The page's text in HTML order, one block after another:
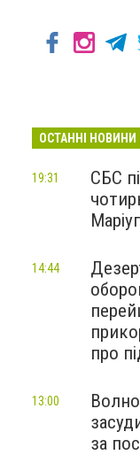
ОСТАННІ НОВИНИ
СБС
19:31
про
14:44
за
13:00